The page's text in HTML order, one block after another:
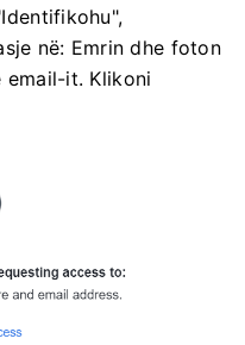
në: Emrin dhe foton
it. Klikoni